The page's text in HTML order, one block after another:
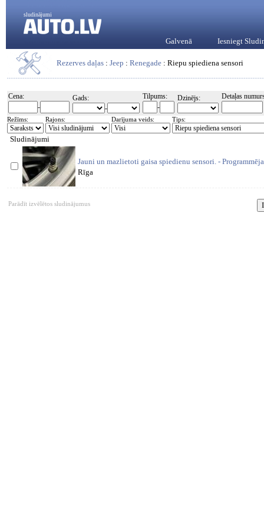
sludinājumi
Galvenā Iesniegt
Rezerves daļas : Jeep : Renegade : Riepu spiediena sensori
Cena:
-
Gads:
-
Tilpums:
-
Dzinējs: Detaļas
Režīms: Rajons: Darījuma veids: Tips:
Sludinājumi
Jauni un mazlietoti gaisa spiedienu sensori. -
Rīga
Parādīt izvēlētos sludinājumus